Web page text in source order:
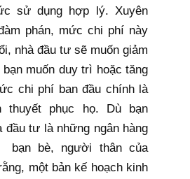
sử dụng hợp lý. Xuyên
phán, mức chi phí này
nhà đầu tư sẽ muốn giảm
muốn duy trì hoặc tăng
chi phí ban đầu chính là
phục họ. Dù bạn
đầu tư là những ngân hàng
bạn bè, người thân của
một bản kế hoạch kinh